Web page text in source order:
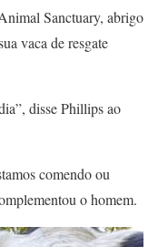
Sanctuary, abrigo
vaca de resgate
disse Phillips ao
comendo ou
o homem.